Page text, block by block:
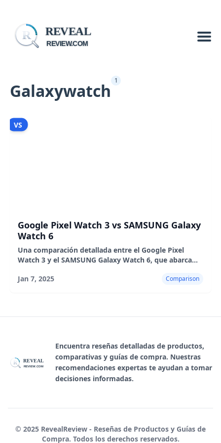
R REVEAL
REVIEW.COM
Galaxywatch 1
VS
Google Pixel Watch 3 vs SAMSUNG Galaxy
Watch 6
Una comparación detallada entre el Google Pixel
Watch 3 y el SAMSUNG Galaxy Watch 6, que abarca
duración de la batería y experiencia de usuario.
Jan 7, 2025 Comparison
R REVEAL
REVIEW.COM
Encuentra reseñas detalladas de productos,
comparativas y guías de compra. Nuestras
recomendaciones expertas te ayudan a tomar
decisiones informadas.
© 2025 RevealReview - Reseñas de Productos y Guías de
Compra. Todos los derechos reservados.